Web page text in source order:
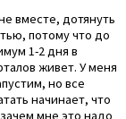
вместе, дотянуть
потому что до
1-2 дня в
живет. У меня
но все
начинает, что